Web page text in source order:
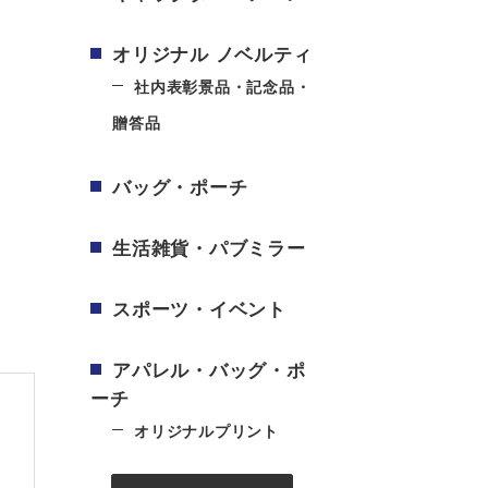
オリジナル ノベルティ
社内表彰景品・記念品・
贈答品
バッグ・ポーチ
生活雑貨・パブミラー
スポーツ・イベント
アパレル・バッグ・ポ
ーチ
オリジナルプリント